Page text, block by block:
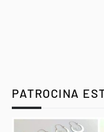
PATROCINA